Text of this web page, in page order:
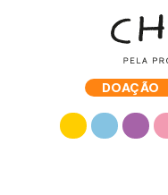
DOAÇÃO